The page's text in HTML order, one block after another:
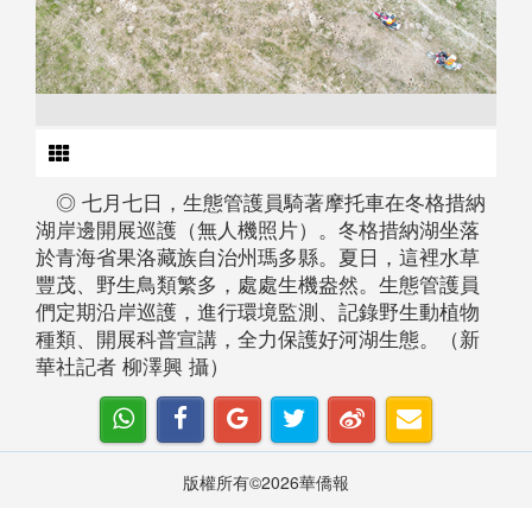
◎ 七月七日，生態管護員騎著摩托車在冬格措納
湖岸邊開展巡護（無人機照片）。冬格措納湖坐落
於青海省果洛藏族自治州瑪多縣。夏日，這裡水草
豐茂、野生鳥類繁多，處處生機盎然。生態管護員
們定期沿岸巡護，進行環境監測、記錄野生動植物
種類、開展科普宣講，全力保護好河湖生態。（新
華社記者 柳澤興 攝）
版權所有©2026華僑報